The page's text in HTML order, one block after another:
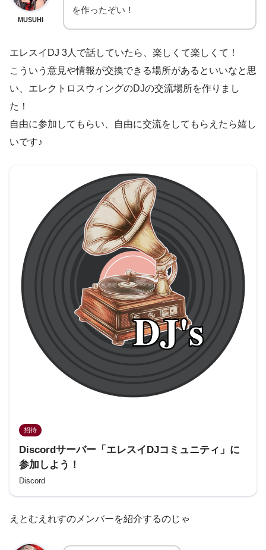
MUSUHI
を作ったぞい！
エレスイDJ 3人で話していたら、楽しくて楽しくて！
こういう意見や情報が交換できる場所があるといいなと思
い、エレクトロスウィングのDJの交流場所を作りまし
た！
自由に参加してもらい、自由に交流をしてもらえたら嬉し
いです♪
招待
Discordサーバー「エレスイDJコミュニティ」に
参加しよう！
Discord
えとむえれすのメンバーを紹介するのじゃ